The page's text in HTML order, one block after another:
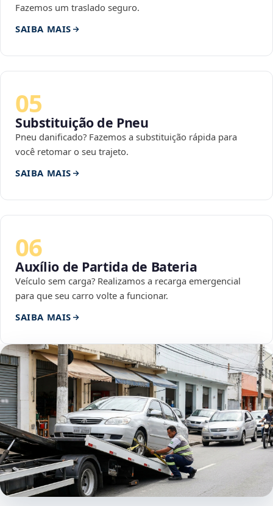
Fazemos um traslado seguro.
SAIBA MAIS
05
Substituição de Pneu
Pneu danificado? Fazemos a substituição rápida para
você retomar o seu trajeto.
SAIBA MAIS
06
Auxílio de Partida de Bateria
Veículo sem carga? Realizamos a recarga emergencial
para que seu carro volte a funcionar.
SAIBA MAIS